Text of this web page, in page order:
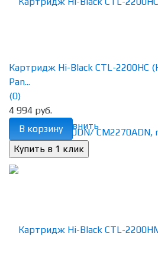
избранное сравнить
Картридж Hi-Black CTL-2200HC
Pan...
(0)
4 994 руб.
В корзину